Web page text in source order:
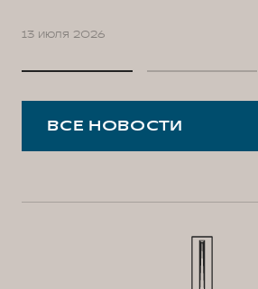
13 июля 2026
ВСЕ НОВОСТИ